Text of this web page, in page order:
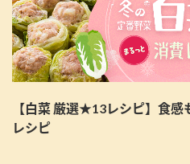
【白菜 厳選★13レシピ】食
レシピ